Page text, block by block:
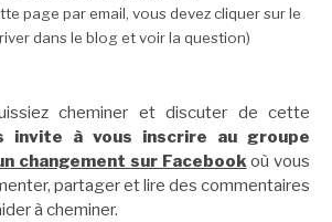
page par email, vous devez cliquer sur le
dans le blog et voir la question)
cheminer et discuter de cette
invite à vous inscrire au groupe
changement sur Facebookoù vous
partager et lire des commentaires
à cheminer.